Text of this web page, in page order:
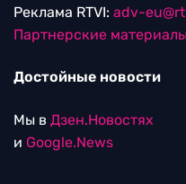
Реклама RTVI: adv-
Партнерские
Достойные новости
Мы в Дзен.Новостях
и Google.News